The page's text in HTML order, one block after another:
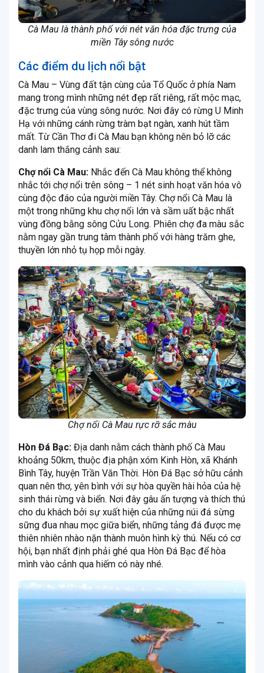
Cà Mau là thành phố với nét văn hóa đặc trưng của
miền Tây sông nước
Các điểm du lịch nổi bật
Cà Mau – Vùng đất tận cùng của Tổ Quốc ở phía Nam
mang trong mình những nét đẹp rất riêng, rất mộc mạc,
đặc trưng của vùng sông nước. Nơi đây có rừng U Minh
Hạ với những cánh rừng tràm bạt ngàn, xanh hút tầm
mất. Từ Cần Thơ đi Cà Mau bạn không nên bỏ lỡ các
danh lam thắng cảnh sau:
Chợ nổi Cà Mau: Nhắc đến Cà Mau không thể không
nhắc tới chợ nổi trên sông – 1 nét sinh hoạt văn hóa vô
cùng độc đáo của người miền Tây. Chợ nổi Cà Mau là
một trong những khu chợ nổi lớn và sầm uất bậc nhất
vùng đồng bằng sông Cửu Long. Phiên chợ đa màu sắc
nằm ngay gần trung tâm thành phố với hàng trăm ghe,
thuyền lớn nhỏ tụ họp mỗi ngày.
Chợ nổi Cà Mau rực rỡ sắc màu
Hòn Đá Bạc: Địa danh nằm cách thành phố Cà Mau
khoảng 50km, thuộc địa phận xóm Kinh Hòn, xã Khánh
Bình Tây, huyện Trần Văn Thời. Hòn Đá Bạc sở hữu cảnh
quan nên thơ, yên bình với sự hòa quyền hài hỏa của hệ
sinh thái rừng và biển. Nơi đây gâu ấn tượng và thích thú
cho du khách bởi sự xuất hiện của những núi đá sừng
sững đua nhau mọc giữa biển, những tảng đá được mẹ
thiên nhiên nhào nặn thành muôn hình kỳ thú. Nếu có cơ
hội, bạn nhất định phải ghé qua Hòn Đá Bạc để hòa
mình vào cảnh qua hiếm có này nhé.